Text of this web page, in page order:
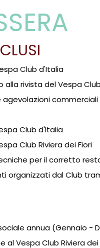
Club d'Italia
alla rivista del Vespa
agevolazioni
Club d'Italia
Club Riviera dei Fiori
per il corretto
organizzati dal Club
annua (Gennaio -
al Vespa Club Riviera